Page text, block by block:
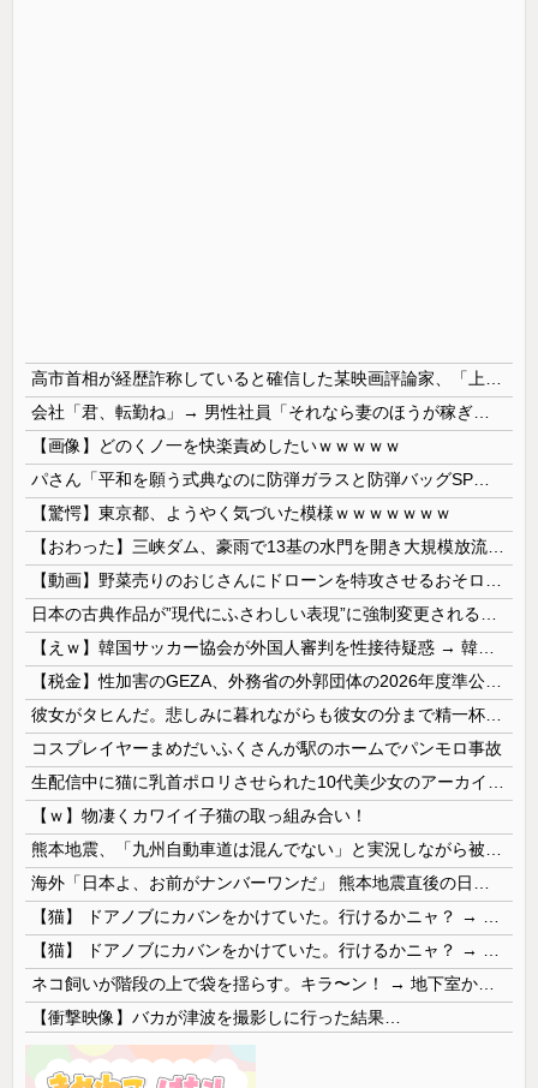
【画像】どのくノ一を快楽責めしたいｗｗｗｗｗ
【驚愕】東京都、ようやく気づいた模様ｗｗｗｗｗｗｗ
コスプレイヤーまめだいふくさんが駅のホームでパンモロ事故
【ｗ】物凄くカワイイ子猫の取っ組み合い！
【衝撃映像】バカが津波を撮影しに行った結果…